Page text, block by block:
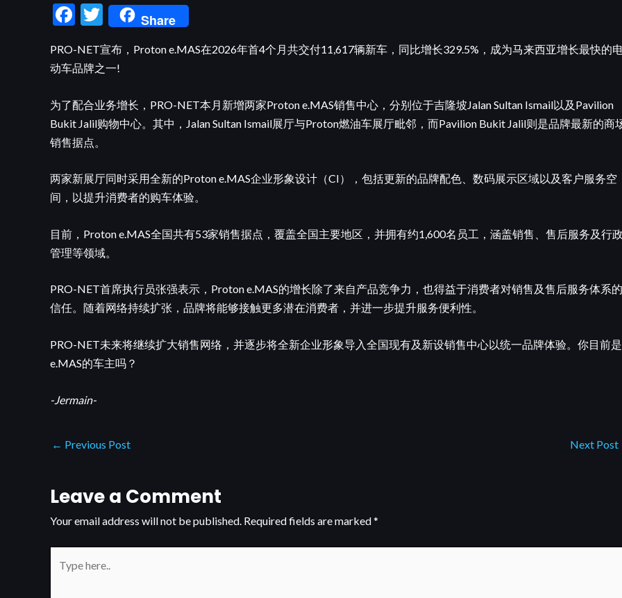
F
e
b
o
o
k
T
w
itt
er
Share
PRO-NET宣布，Proton e.MAS在2026年首4个月共交付11,617辆新车，同比增长329.5%，成为马来西亚增长最快的
动车品牌之一!
为了配合业务增长，PRO-NET本月新增两家Proton e.MAS销售中心，分别位于吉隆坡Jalan Sultan Ismail以及Pavilion
Bukit Jalil购物中心。其中，Jalan Sultan Ismail展厅与Proton燃油车展厅毗邻，而Pavilion Bukit Jalil则是品牌最新的商
销售据点。
两家新展厅同时采用全新的Proton e.MAS企业形象设计（CI），包括更新的品牌配色、数码展示区域以及客户服务空
间，以提升消费者的购车体验。
目前，Proton e.MAS全国共有53家销售据点，覆盖全国主要地区，并拥有约1,600名员工，涵盖销售、售后服务及行
管理等领域。
PRO-NET首席执行员张强表示，Proton e.MAS的增长除了来自产品竞争力，也得益于消费者对销售及售后服务体系的
信任。随着网络持续扩张，品牌将能够接触更多潜在消费者，并进一步提升服务便利性。
PRO-NET未来将继续扩大销售网络，并逐步将全新企业形象导入全国现有及新设销售中心以统一品牌体验。你目前是
e.MAS的车主吗？
-Jermain-
← Previous Post Next Post
Leave a Comment
Your email address will not be published. Required fields are marked*
here..